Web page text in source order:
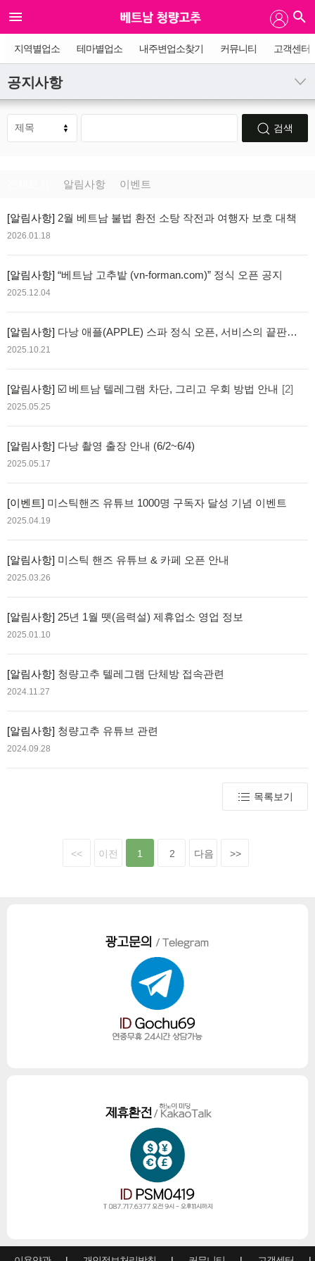
지역별업소 테마별업소 내주변업소찾기 커뮤니티 고객센터
공지사항
검색
알림사항 이벤트
[알림사항] 2월 베트남 불법 환전 소탕 작전과 여행자 보호 대책
2026.01.18
[알림사항] “베트남 고추밭 (vn-forman.com)” 정식 오픈 공지
2025.12.04
[알림사항] 다낭 애플(APPLE) 스파 정식 오픈, 서비스의 끝판왕
2025.10.21
[알림사항] ☑️ 베트남 텔레그램 차단, 그리고 우회 방법 안내 [2]
2025.05.25
[알림사항] 다낭 촬영 출장 안내 (6/2~6/4)
2025.05.17
[이벤트] 미스틱핸즈 유튜브 1000명 구독자 달성 기념 이벤트
2025.04.19
[알림사항] 미스틱 핸즈 유튜브 & 카페 오픈 안내
2025.03.26
[알림사항] 25년 1월 뗏(음력설) 제휴업소 영업 정보
2025.01.10
[알림사항] 청량고추 텔레그램 단체방 접속관련
2024.11.27
[알림사항] 청량고추 유튜브 관련
2024.09.28
목록보기
<< 이전 1 2 다음 >>